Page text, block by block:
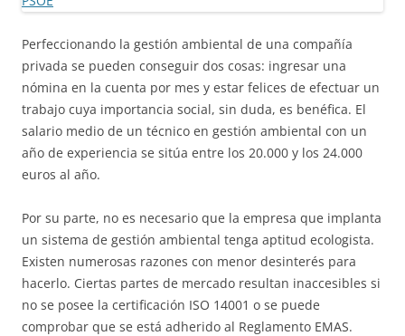
Perfeccionando la gestión ambiental de una compañía
privada se pueden conseguir dos cosas: ingresar una
nómina en la cuenta por mes y estar felices de efectuar un
trabajo cuya importancia social, sin duda, es benéfica. El
salario medio de un técnico en gestión ambiental con un
año de experiencia se sitúa entre los 20.000 y los 24.000
euros al año.
Por su parte, no es necesario que la empresa que implanta
un sistema de gestión ambiental tenga aptitud ecologista.
Existen numerosas razones con menor desinterés para
hacerlo. Ciertas partes de mercado resultan inaccesibles si
no se posee la certificación ISO 14001 o se puede
comprobar que se está adherido al Reglamento EMAS.